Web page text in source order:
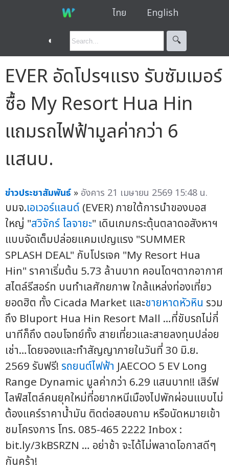
ไทย English
◐ 🔍︎
EVER อัดโปรฯแรง รับซัมเมอร์
ซื้อ My Resort Hua Hin
แถมรถไฟฟ้ามูลค่ากว่า 6
แสนบ.
ข่าวประชาสัมพันธ์ » อังคาร 21 เมษายน 2569 15:48 น.
บมจ.เอเวอร์แลนด์ (EVER) ภายใต้การนำของบอส
ใหญ่ "สวิจักร์ โลจายะ" เดินเกมกระตุ้นตลาดอสังหาฯ
แบบจัดเต็มปล่อยแคมเปญแรง "SUMMER
SPLASH DEAL" กับโปรเจค "My Resort Hua
Hin" ราคาเริ่มต้น 5.73 ล้านบาท คอนโดฯตากอากาศ
สไตล์รีสอร์ท บนทำเลศักยภาพ ใกล้แหล่งท่องเที่ยว
ยอดฮิต ทั้ง Cicada Market และชายหาดหัวหิน รวม
ถึง Bluport Hua Hin Resort Mall …ที่ขับรถไม่กี่
นาทีก็ถึง ตอบโจทย์ทั้ง สายเที่ยวและสายลงทุนปล่อย
เช่า…โดยจองและทำสัญญาภายในวันที่ 30 มิ.ย.
2569 รับฟรี! รถยนต์ไฟฟ้า JAECOO 5 EV Long
Range Dynamic มูลค่ากว่า 6.29 แสนบาท!! เสิร์ฟ
ไลฟ์สไตล์คนยุคใหม่ที่อยากหนีเมืองไปพักผ่อนแบบไม่
ต้องแคร์ราคาน้ำมัน ติดต่อสอบถาม หรือนัดหมายเข้า
ชมโครงการ โทร. 085-465 2222 Inbox :
bit.ly/3kBSRZN … อย่าช้า จะได้ไม่พลาดโอกาสดีๆ
กันคร้า!